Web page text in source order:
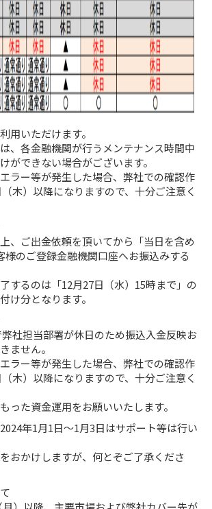
用いただけます。
、各金融機関が行うメンテナンス時間中
ができない場合がございます。
ラー等が発生した場合、弊社での確認作
木）以降になりますので、十分ご注意く
、ご出金依頼を頂いてから「当日を含め
様のご登録金融機関口座へお振込みする
するのは「12月27日（水）15時まで」の
け分となります。
社担当部署が休日のため振込入金反映お
ません。
ラー等が発生した場合、弊社での確認作
木）以降になりますので、十分ご注意く
った資金運用をお願いいたします。
年1月1日～1月3日はサポート等は行い
おかけしますが、何とぞご了承くださ